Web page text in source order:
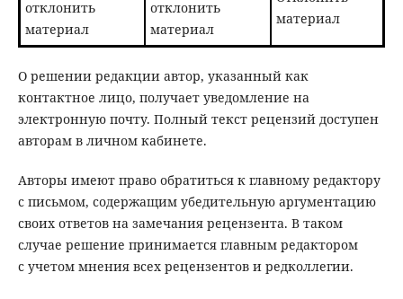
отклонить
материал
отклонить
материал
материал
О решении редакции автор, указанный как
контактное лицо, получает уведомление на
электронную почту. Полный текст рецензий доступен
авторам в личном кабинете.
Авторы имеют право обратиться к главному редактору
с письмом, содержащим убедительную аргументацию
своих ответов на замечания рецензента. В таком
случае решение принимается главным редактором
с учетом мнения всех рецензентов и редколлегии.